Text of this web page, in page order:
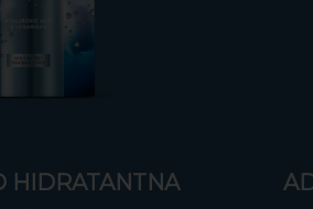
ADVANCED HIDRATANTNA
ADVANCED HIDRATANTNA